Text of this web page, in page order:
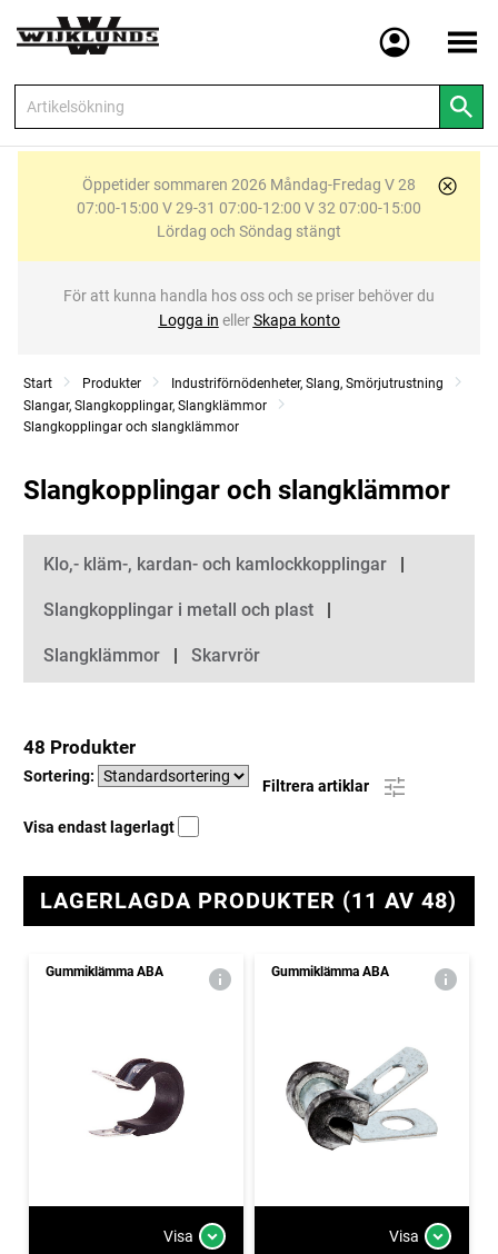
Meny
Öppetider sommaren 2026 Måndag-Fredag V 28
07:00-15:00 V 29-31 07:00-12:00 V 32 07:00-15:00
Lördag och Söndag stängt
För att kunna handla hos oss och se priser behöver du
Logga in ellerSkapa konto
Start Produkter
Industriförnödenheter, Slang, Smörjutrustning
Slangar, Slangkopplingar, Slangklämmor
Slangkopplingar och slangklämmor
Slangkopplingar och slangklämmor
Kategorier
Klo,- kläm-, kardan- och kamlockkopplingar
Slangkopplingar i metall och plast
Slangklämmor Skarvrör
48 Produkter
Sortering:
Filtrera artiklar
Visa endast lagerlagt
LAGERLAGDA PRODUKTER (11 AV 48)
Gummiklämma ABA
Visa
Gummiklämma ABA
Visa